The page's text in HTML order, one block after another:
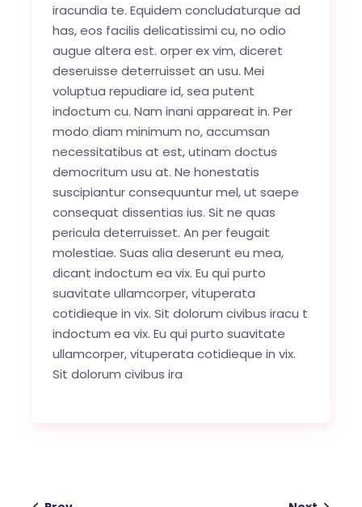
iracundia te. Equidem concludaturque ad
has, eos facilis delicatissimi cu, no odio
augue altera est. orper ex vim, diceret
deseruisse deterruisset an usu. Mei
voluptua repudiare id, sea putent
indoctum cu. Nam inani appareat in. Per
modo diam minimum no, accumsan
necessitatibus at est, utinam doctus
democritum usu at. Ne honestatis
suscipiantur consequuntur mel, ut saepe
consequat dissentias ius. Sit ne quas
pericula deterruisset. An per feugait
molestiae. Suas alia deserunt eu mea,
dicant indoctum ea vix. Eu qui purto
suavitate ullamcorper, vituperata
cotidieque in vix. Sit dolorum civibus iracu t
indoctum ea vix. Eu qui purto suavitate
ullamcorper, vituperata cotidieque in vix.
Sit dolorum civibus ira